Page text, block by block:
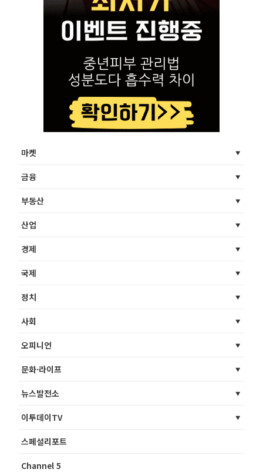
마켓
금융
부동산
산업
경제
국제
정치
사회
오피니언
문화·라이프
뉴스발전소
이투데이TV
스페셜리포트
Channel 5